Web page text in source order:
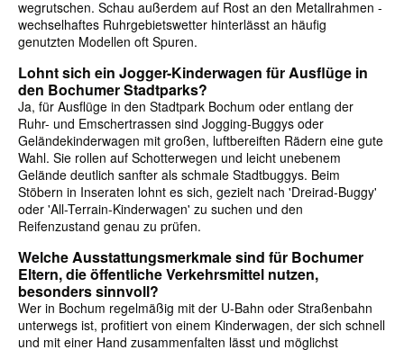
wegrutschen. Schau außerdem auf Rost an den Metallrahmen -
wechselhaftes Ruhrgebietswetter hinterlässt an häufig
genutzten Modellen oft Spuren.
Lohnt sich ein Jogger-Kinderwagen für Ausflüge in
den Bochumer Stadtparks?
Ja, für Ausflüge in den Stadtpark Bochum oder entlang der
Ruhr- und Emschertrassen sind Jogging-Buggys oder
Geländekinderwagen mit großen, luftbereiften Rädern eine gute
Wahl. Sie rollen auf Schotterwegen und leicht unebenem
Gelände deutlich sanfter als schmale Stadtbuggys. Beim
Stöbern in Inseraten lohnt es sich, gezielt nach 'Dreirad-Buggy'
oder 'All-Terrain-Kinderwagen' zu suchen und den
Reifenzustand genau zu prüfen.
Welche Ausstattungsmerkmale sind für Bochumer
Eltern, die öffentliche Verkehrsmittel nutzen,
besonders sinnvoll?
Wer in Bochum regelmäßig mit der U-Bahn oder Straßenbahn
unterwegs ist, profitiert von einem Kinderwagen, der sich schnell
und mit einer Hand zusammenfalten lässt und möglichst